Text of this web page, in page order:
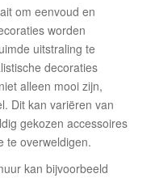
om eenvoud en
worden
uitstraling te
decoraties
alleen mooi zijn,
Dit kan variëren van
gekozen accessoires
te overweldigen.
kan bijvoorbeeld